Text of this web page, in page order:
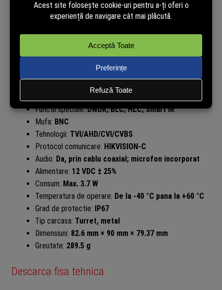
Senzor:2 MP CMOS
Rezolutie:
1920 (H) × 1080 (V)
Lentila:2.8mm
Unghi vizualizare:orizontala: 106.4°; verticala: 57.9°;
diagonala: 124.6°
0.01 Lux (F1.2, AGC ON), 0 Lux cu IR
Functii speciale:DWDR; BLC; HLC; Smart IR
Mufa: BNC
Tehnologii: TVI/AHD/CVI/CVBS
Protocol comunicare: HIKVISION-C
Audio: Da, prin cablu coaxial; microfon incorporat
Alimentare: 12 VDC ± 25%
Consum: Max. 3.7 W
Temperatura de operare: De la -40 °C pana la +60 °C
Grad de protectie: IP67
Tip carcasa: Turret, metal
Dimensiuni: 82.6 mm × 90 mm × 79.37 mm
Greutate: 289.5 g
Descarca fisa tehnica